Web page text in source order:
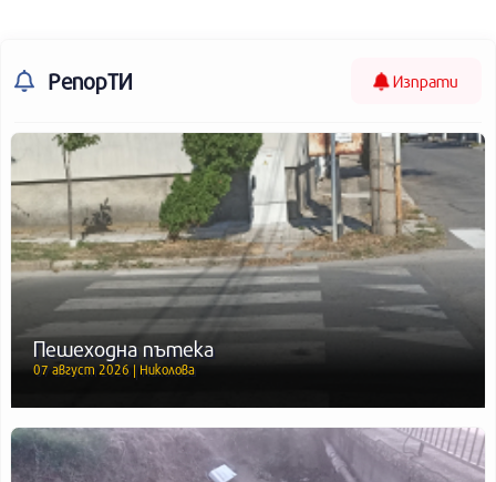
РепорТИ Изпрати
Пешеходна пътека
07 август 2026 | Николова